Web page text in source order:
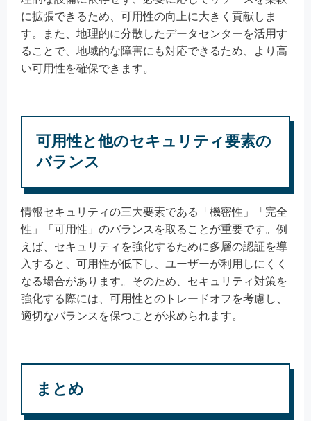
に拡張できるため、可用性の向上に大きく貢献しま
す。また、地理的に分散したデータセンターを活用す
ることで、地域的な障害にも対応できるため、より高
い可用性を確保できます。
可用性と他のセキュリティ要素の
バランス
情報セキュリティの三大要素である「機密性」「完全
性」「可用性」のバランスを取ることが重要です。例
えば、セキュリティを強化するために多層の認証を導
入すると、可用性が低下し、ユーザーが利用しにくく
なる場合があります。そのため、セキュリティ対策を
強化する際には、可用性とのトレードオフを考慮し、
適切なバランスを保つことが求められます。
まとめ